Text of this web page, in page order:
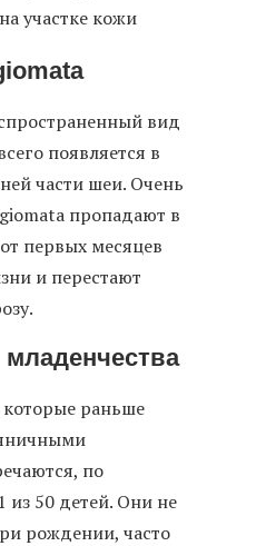
участке кожи
вид
появляется в
части шеи. Очень
пропадают в
первых месяцев
и перестают
которые раньше
по
из 50 детей. Они не
рождении, часто